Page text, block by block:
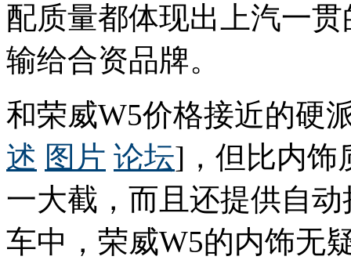
配质量都体现出上汽一
输给合资品牌。
和荣威W5价格接近的硬
述 图片 论坛]，但比内饰
一大截，而且还提供自
车中，荣威W5的内饰无